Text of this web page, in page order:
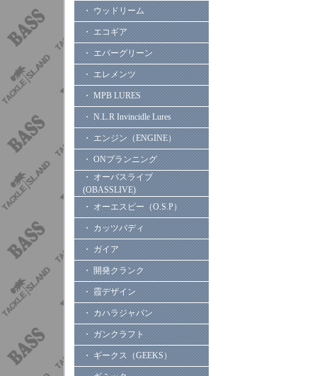
・ ウッドリーム
・ エコギア
・ エバーグリーン
・ エレメンツ
・ MPB LURES
・ N.L.R Invincidle Lures
・ エンジン（ENGINE）
・ ONプランニング
・ オーバスライブ
(OBASSLIVE)
・ オーエスピー（O.S.P）
・ カッツバディ
・ ガイア
・ 開発クランク
・ 霞デザイン
・ カハラジャパン
・ ガンクラフト
・ ギークス（GEEKS）